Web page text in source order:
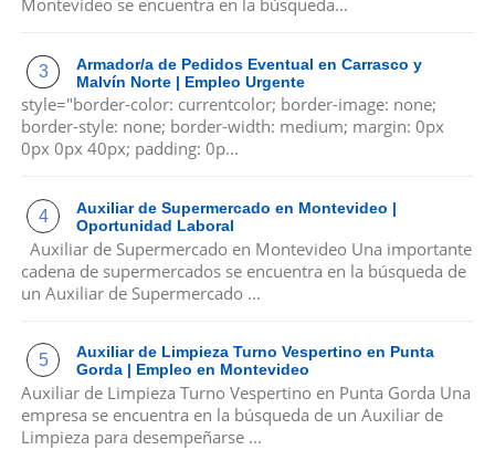
Armador/a de Pedidos Eventual en Carrasco y
Malvín Norte | Empleo Urgente
style="border-color: currentcolor; border-image: none;
border-style: none; border-width: medium; margin: 0px
0px 0px 40px; padding: 0p...
Auxiliar de Supermercado en Montevideo |
Oportunidad Laboral
Auxiliar de Supermercado en Montevideo Una importante
cadena de supermercados se encuentra en la búsqueda de
un Auxiliar de Supermercado ...
Auxiliar de Limpieza Turno Vespertino en Punta
Gorda | Empleo en Montevideo
Auxiliar de Limpieza Turno Vespertino en Punta Gorda Una
empresa se encuentra en la búsqueda de un Auxiliar de
Limpieza para desempeñarse ...